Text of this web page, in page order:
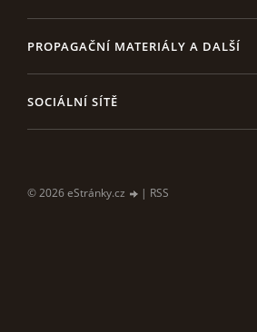
PROPAGAČNÍ MATERIÁLY A DALŠÍ
SOCIÁLNÍ SÍTĚ
© 2026 eStránky.cz | RSS